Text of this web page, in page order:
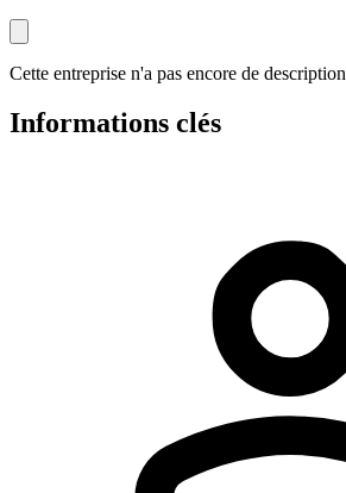
Cette entreprise n'a pas encore de description
Informations clés